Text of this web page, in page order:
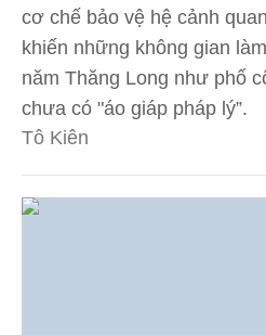
cơ chế bảo vệ hệ cảnh
khiến những không gian
năm Thăng Long như phố
chưa có "áo giáp pháp lý”.
Tô Kiên